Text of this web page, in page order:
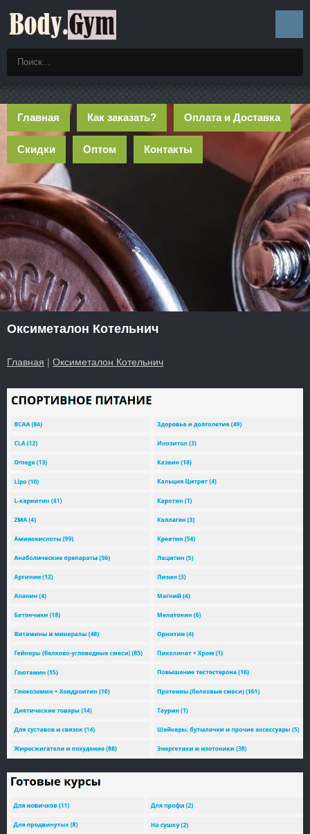
Главная Как заказать? Оплата и Доставка
Скидки Оптом Контакты
Оксиметалон Котельнич
Главная | Оксиметалон Котельнич